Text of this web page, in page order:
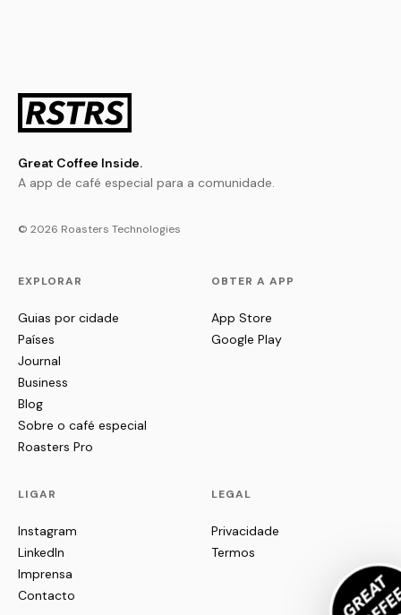
Great Coffee Inside.
A app de café especial para a comunidade.
© 2026 Roasters Technologies
EXPLORAR
Guias por cidade
Países
Journal
Business
Blog
Sobre o café especial
Roasters Pro
OBTER A APP
App Store
Google Play
LIGAR
Instagram
LinkedIn
Imprensa
Contacto
LEGAL
Privacidade
Termos